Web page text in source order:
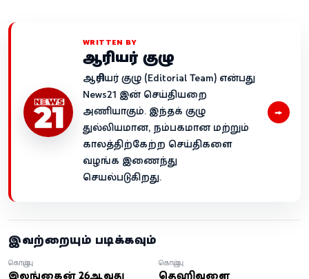
WRITTEN BY
ஆசிரியர் குழு
ஆசிரியர் குழு (Editorial Team) என்பது
News21 இன் செய்தியறை
அணியாகும். இந்தக் குழு
துல்லியமான, நம்பகமான மற்றும்
காலத்திற்கேற்ற செய்திகளை
வழங்க இணைந்து
செயல்படுகிறது.
→
இவற்றையும் படிக்கவும்
இலங்கையின் 26ஆவது
கொழும்பு
தெஹிவளை
கொழும்பு